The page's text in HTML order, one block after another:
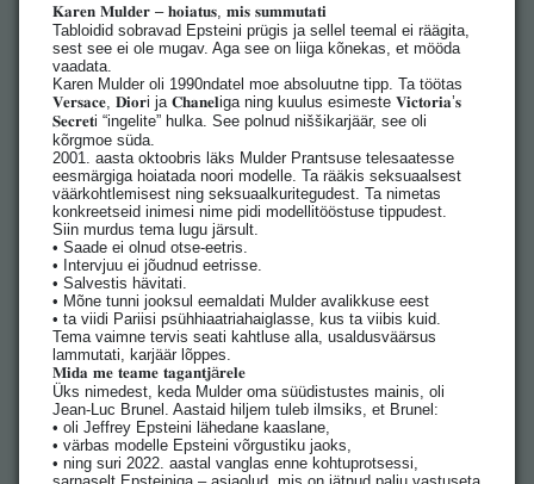
𝐊𝐚𝐫𝐞𝐧 𝐌𝐮𝐥𝐝𝐞𝐫 – 𝐡𝐨𝐢𝐚𝐭𝐮𝐬, 𝐦𝐢𝐬 𝐬𝐮𝐦𝐦𝐮𝐭𝐚𝐭𝐢
Tabloidid sobravad Epsteini prügis ja sellel teemal ei räägita,
sest see ei ole mugav. Aga see on liiga kõnekas, et mööda
vaadata.
Karen Mulder oli 1990ndatel moe absoluutne tipp. Ta töötas
𝐕𝐞𝐫𝐬𝐚𝐜𝐞, 𝐃𝐢𝐨𝐫i ja 𝐂𝐡𝐚𝐧𝐞𝐥iga ning kuulus esimeste 𝐕𝐢𝐜𝐭𝐨𝐫𝐢𝐚’𝐬
𝐒𝐞𝐜𝐫𝐞𝐭i “ingelite” hulka. See polnud niššikarjäär, see oli
kõrgmoe süda.
2001. aasta oktoobris läks Mulder Prantsuse telesaatesse
eesmärgiga hoiatada noori modelle. Ta rääkis seksuaalsest
väärkohtlemisest ning seksuaalkuritegudest. Ta nimetas
konkreetseid inimesi nime pidi modellitööstuse tippudest.
Siin murdus tema lugu järsult.
• Saade ei olnud otse-eetris.
• Intervjuu ei jõudnud eetrisse.
• Salvestis hävitati.
• Mõne tunni jooksul eemaldati Mulder avalikkuse eest
• ta viidi Pariisi psühhiaatriahaiglasse, kus ta viibis kuid.
Tema vaimne tervis seati kahtluse alla, usaldusväärsus
lammutati, karjäär lõppes.
𝐌𝐢𝐝𝐚 𝐦𝐞 𝐭𝐞𝐚𝐦𝐞 𝐭𝐚𝐠𝐚𝐧𝐭𝐣ä𝐫𝐞𝐥𝐞
Üks nimedest, keda Mulder oma süüdistustes mainis, oli
Jean-Luc Brunel. Aastaid hiljem tuleb ilmsiks, et Brunel:
• oli Jeffrey Epsteini lähedane kaaslane,
• värbas modelle Epsteini võrgustiku jaoks,
• ning suri 2022. aastal vanglas enne kohtuprotsessi,